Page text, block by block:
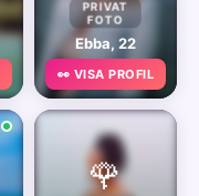
PRIVAT
FOTO
Ebba, 22
👀 VISA PROFIL
🌹